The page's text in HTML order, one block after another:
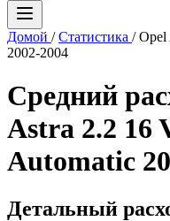
Домой / Статистика / Opel
2002-2004
Средний
Astra 2.2 16
Automatic
Детальный